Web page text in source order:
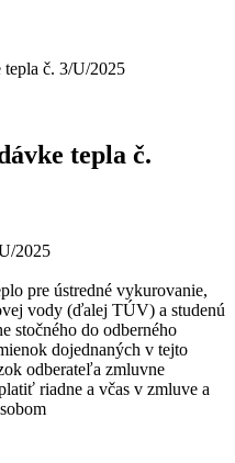
č. 3/U/2025
tepla č.
2025
pre ústredné vykurovanie,
vody (ďalej TÚV) a studenú
stočného do odberného
dojednaných v tejto
odberateľa zmluvne
riadne a včas v zmluve a